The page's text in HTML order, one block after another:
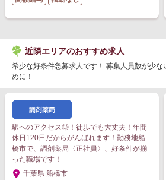
近隣エリアのおすすめ求人
希少な好条件急募求人です！ 募集人員数が少
めに！
駅へのアクセス◎！徒歩でも大丈夫！年間
休日120日だからがんばれます！勤務地船
橋市で、調剤薬局〈正社員〉、好条件が揃
った職場です！
千葉県 船橋市